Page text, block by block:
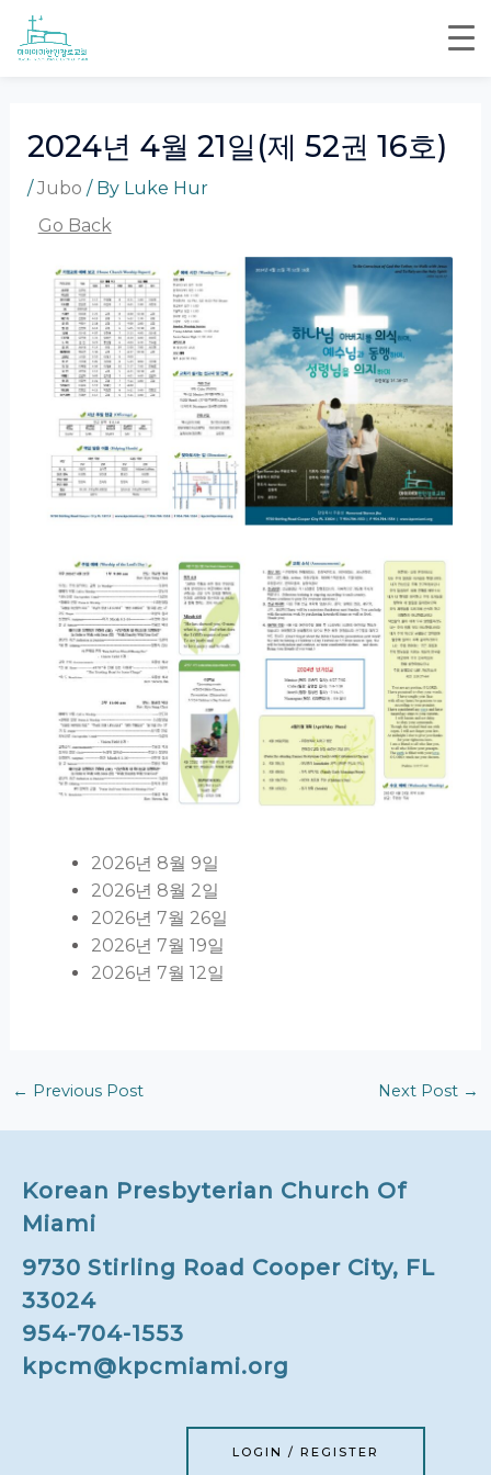
Skip
content
2024년 4월 21일(제 52권 16호)
/Jubo / By Luke Hur
Go Back
2026년 8월 9일
2026년 8월 2일
2026년 7월 26일
2026년 7월 19일
2026년 7월 12일
Post
navigation
← Previous Post Next Post →
Korean Presbyterian Church Of
Miami
9730 Stirling Road Cooper City, FL
33024
954-704-1553
kpcm@kpcmiami.org
LOGIN / REGISTER